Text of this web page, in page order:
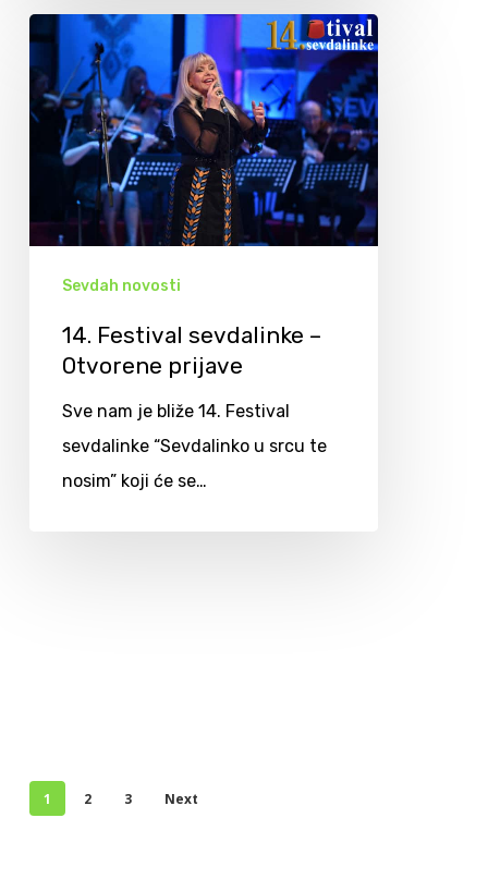
Sevdah novosti
14. Festival sevdalinke –
Otvorene prijave
Sve nam je bliže 14. Festival
sevdalinke “Sevdalinko u srcu te
nosim” koji će se…
1 2 3 Next